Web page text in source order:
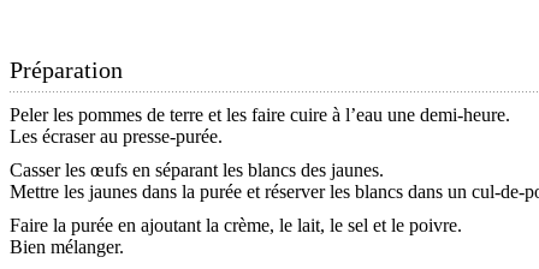
Préparation
Peler les pommes de terre et les faire cuire à l’eau une demi-heure.
Les écraser au presse-purée.
Casser les œufs en séparant les blancs des jaunes.
Mettre les jaunes dans la purée et réserver les blancs dans un cul-de-
Faire la purée en ajoutant la crème, le lait, le sel et le poivre.
Bien mélanger.